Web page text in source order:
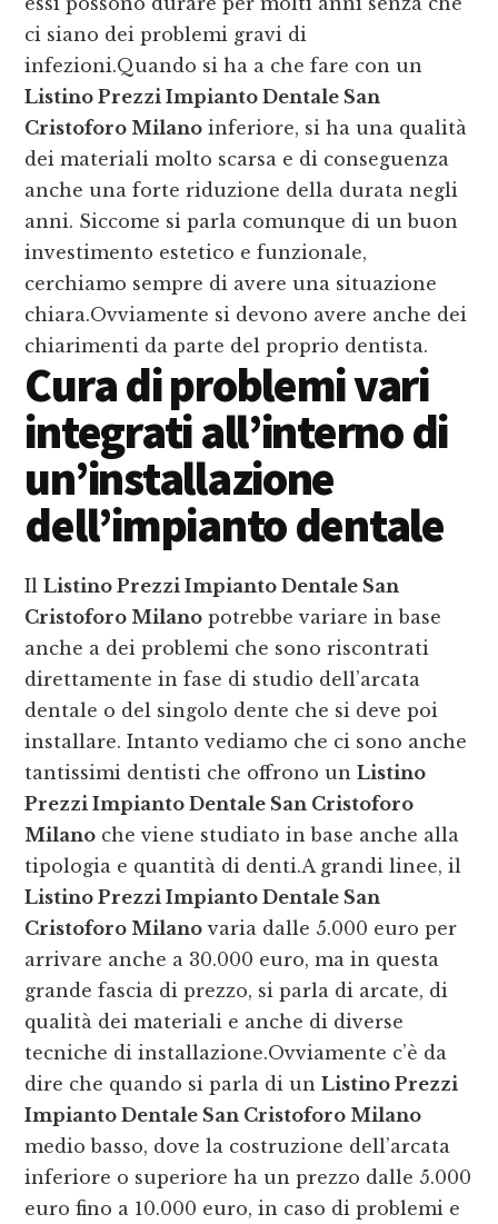
ci siano dei problemi gravi di
infezioni.Quando si ha a che fare con un
Listino Prezzi Impianto Dentale San
Cristoforo Milano inferiore, si ha una qualità
dei materiali molto scarsa e di conseguenza
anche una forte riduzione della durata negli
anni. Siccome si parla comunque di un buon
investimento estetico e funzionale,
cerchiamo sempre di avere una situazione
chiara.Ovviamente si devono avere anche dei
chiarimenti da parte del proprio dentista.
Cura di problemi vari
integrati all’interno di
un’installazione
dell’impianto dentale
IlListino Prezzi Impianto Dentale San
Cristoforo Milano potrebbe variare in base
anche a dei problemi che sono riscontrati
direttamente in fase di studio dell’arcata
dentale o del singolo dente che si deve poi
installare. Intanto vediamo che ci sono anche
tantissimi dentisti che offrono unListino
Prezzi Impianto Dentale San Cristoforo
Milano che viene studiato in base anche alla
tipologia e quantità di denti.A grandi linee, il
Listino Prezzi Impianto Dentale San
Cristoforo Milano varia dalle 5.000 euro per
arrivare anche a 30.000 euro, ma in questa
grande fascia di prezzo, si parla di arcate, di
qualità dei materiali e anche di diverse
tecniche di installazione.Ovviamente c’è da
dire che quando si parla di unListino Prezzi
Impianto Dentale San Cristoforo Milano
medio basso, dove la costruzione dell’arcata
inferiore o superiore ha un prezzo dalle 5.000
euro fino a 10.000 euro, in caso di problemi e